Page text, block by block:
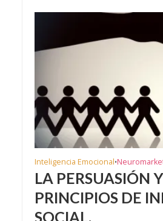
Inteligencia Emocional•
LA PERSUASIÓN
PRINCIPIOS DE
SOCIAL.